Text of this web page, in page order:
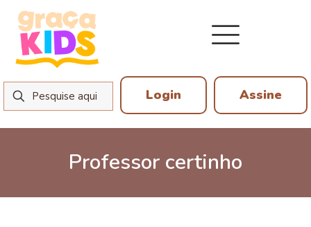
Login Assine
Professor certinho